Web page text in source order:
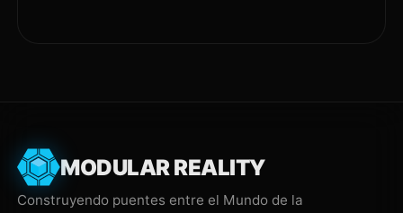
MODULAR REALITY
Construyendo puentes entre el Mundo de la